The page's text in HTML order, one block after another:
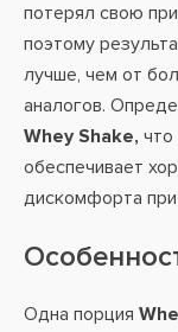
потерял свою
поэтому
лучше, чем от
аналогов.
Whey Shake, что
обеспечивает
дискомфорта
Одна порция